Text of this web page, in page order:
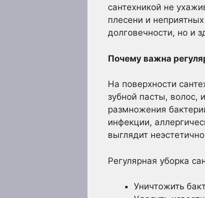
сантехникой не
плесени и
долговечности, но и
Почему важна
На поверхности
зубной пасты, волос,
размножения
инфекции,
выглядит
Регулярная уборка
Уничтожить